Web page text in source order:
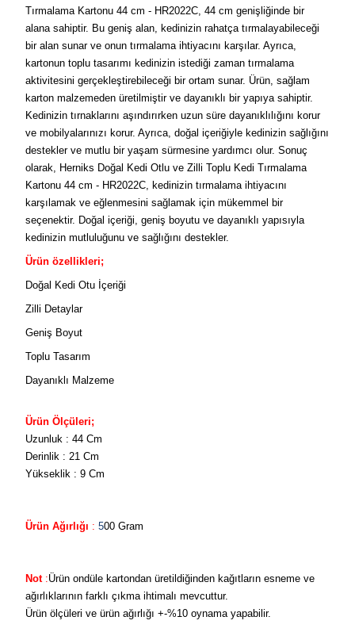
Tırmalama Kartonu 44 cm - HR2022C, 44 cm genişliğinde bir
alana sahiptir. Bu geniş alan, kedinizin rahatça tırmalayabileceği
bir alan sunar ve onun tırmalama ihtiyacını karşılar. Ayrıca,
kartonun toplu tasarımı kedinizin istediği zaman tırmalama
aktivitesini gerçekleştirebileceği bir ortam sunar. Ürün, sağlam
karton malzemeden üretilmiştir ve dayanıklı bir yapıya sahiptir.
Kedinizin tırnaklarını aşındırırken uzun süre dayanıklılığını korur
ve mobilyalarınızı korur. Ayrıca, doğal içeriğiyle kedinizin sağlığını
destekler ve mutlu bir yaşam sürmesine yardımcı olur. Sonuç
olarak, Herniks Doğal Kedi Otlu ve Zilli Toplu Kedi Tırmalama
Kartonu 44 cm - HR2022C, kedinizin tırmalama ihtiyacını
karşılamak ve eğlenmesini sağlamak için mükemmel bir
seçenektir. Doğal içeriği, geniş boyutu ve dayanıklı yapısıyla
kedinizin mutluluğunu ve sağlığını destekler.
Ürün özellikleri;
Doğal Kedi Otu İçeriği
Zilli Detaylar
Geniş Boyut
Toplu Tasarım
Dayanıklı Malzeme
Ürün Ölçüleri;
Uzunluk : 44 Cm
Derinlik : 21 Cm
Yükseklik : 9 Cm
Ürün Ağırlığı : 500 Gram
Not:Ürün ondüle kartondan üretildiğinden kağıtların esneme ve
ağırlıklarının farklı çıkma ihtimalı mevcuttur.
Ürün ölçüleri ve ürün ağırlığı +-%10 oynama yapabilir.